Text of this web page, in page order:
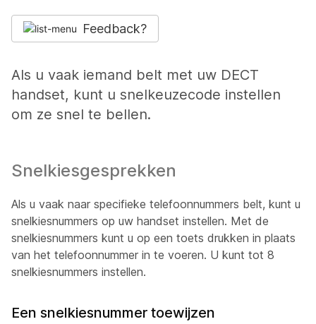
Feedback?
Als u vaak iemand belt met uw DECT
handset, kunt u snelkeuzecode instellen
om ze snel te bellen.
Snelkiesgesprekken
Als u vaak naar specifieke telefoonnummers belt, kunt u
snelkiesnummers op uw handset instellen. Met de
snelkiesnummers kunt u op een toets drukken in plaats
van het telefoonnummer in te voeren. U kunt tot 8
snelkiesnummers instellen.
Een snelkiesnummer toewijzen